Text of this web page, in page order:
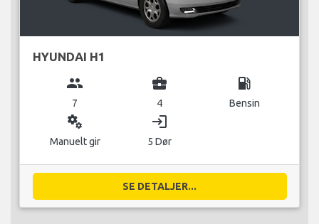
HYUNDAI H1
group
7
business_center
4
local_gas_station
Bensin
miscellaneous_services
Manuelt gir
login
5 Dør
SE DETALJER...